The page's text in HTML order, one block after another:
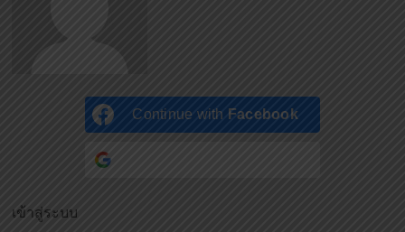
Continue with Facebook
เข้าสู่ระบบ